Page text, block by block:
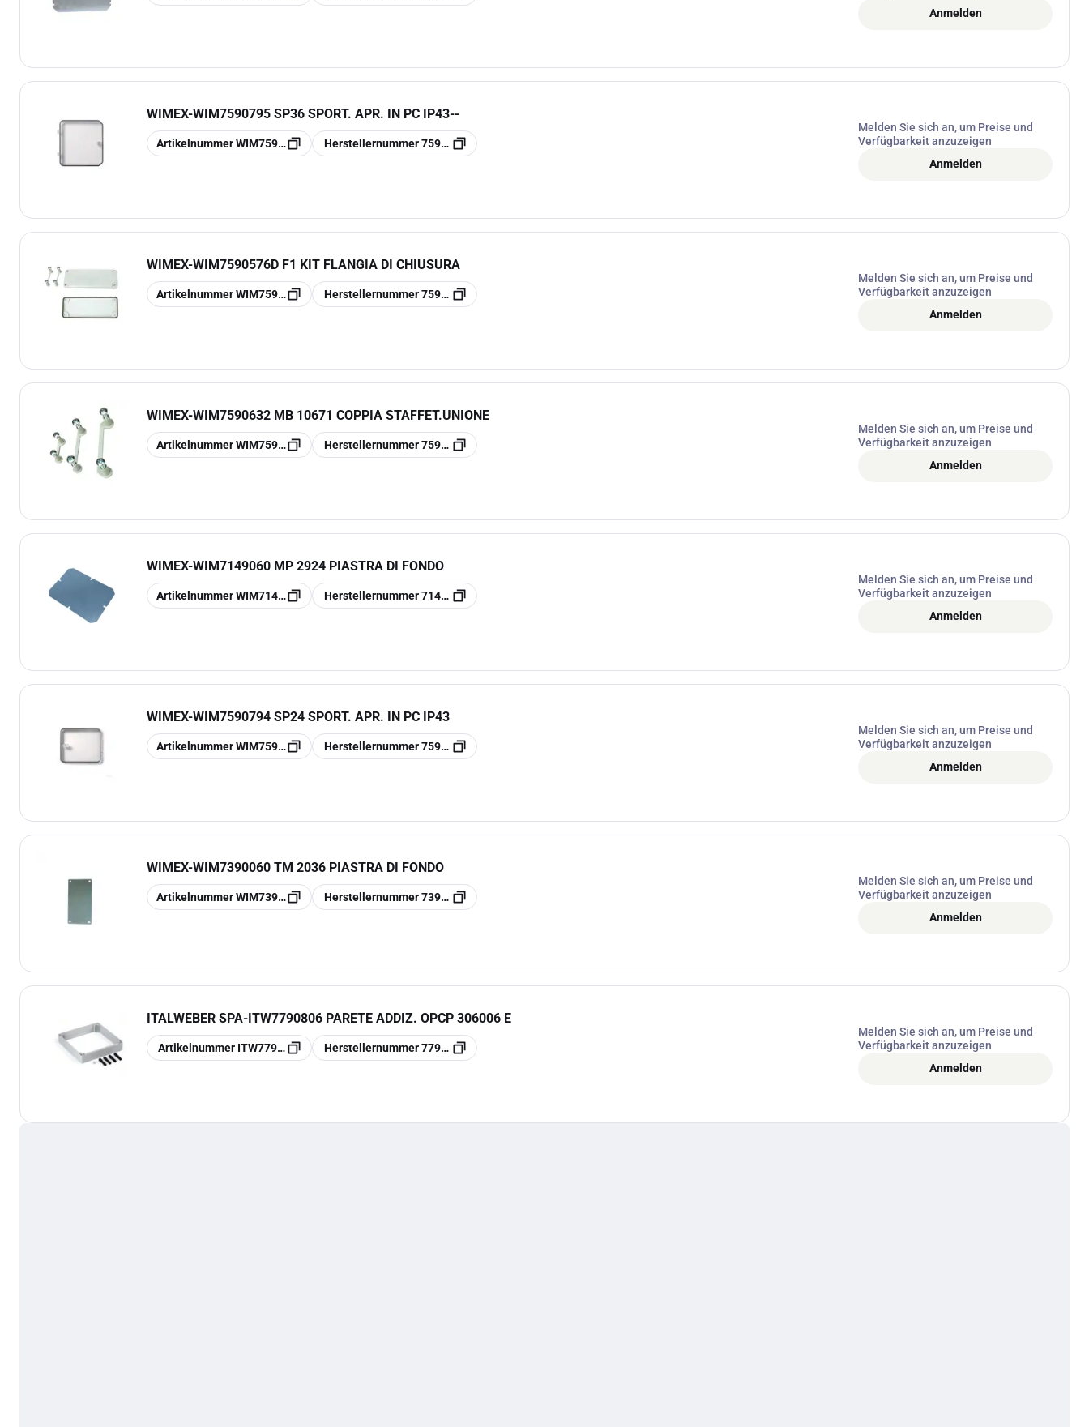
Anmelden
WIMEX-WIM7590795 SP36 SPORT. APR. IN PC IP43--
Kopieren
ArtikelnummerWIM7590795 Kopieren
Herstellernummer7590795
Melden Sie sich an, um Preise und
Verfügbarkeit anzuzeigen
Anmelden
WIMEX-WIM7590576D F1 KIT FLANGIA DI CHIUSURA
Kopieren
ArtikelnummerWIM7590576DKopieren
Herstellernummer7590576D
Melden Sie sich an, um Preise und
Verfügbarkeit anzuzeigen
Anmelden
WIMEX-WIM7590632 MB 10671 COPPIA STAFFET.UNIONE
Kopieren
ArtikelnummerWIM7590632 Kopieren
Herstellernummer7590632
Melden Sie sich an, um Preise und
Verfügbarkeit anzuzeigen
Anmelden
WIMEX-WIM7149060 MP 2924 PIASTRA DI FONDO
Kopieren
ArtikelnummerWIM7149060 Kopieren
Herstellernummer7149060
Melden Sie sich an, um Preise und
Verfügbarkeit anzuzeigen
Anmelden
WIMEX-WIM7590794 SP24 SPORT. APR. IN PC IP43
Kopieren
ArtikelnummerWIM7590794 Kopieren
Herstellernummer7590794
Melden Sie sich an, um Preise und
Verfügbarkeit anzuzeigen
Anmelden
WIMEX-WIM7390060 TM 2036 PIASTRA DI FONDO
Kopieren
ArtikelnummerWIM7390060 Kopieren
Herstellernummer7390060
Melden Sie sich an, um Preise und
Verfügbarkeit anzuzeigen
Anmelden
ITALWEBER SPA-ITW7790806 PARETE ADDIZ. OPCP 306006 E
Kopieren
Artikelnummer ITW7790806 Kopieren
Herstellernummer7790806
Melden Sie sich an, um Preise und
Verfügbarkeit anzuzeigen
Anmelden